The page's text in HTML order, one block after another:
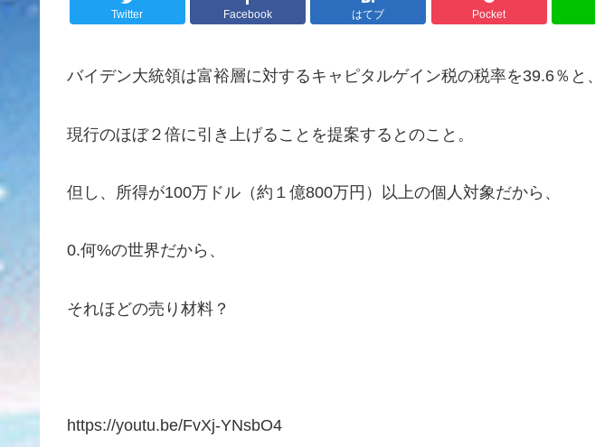
Twitter Facebook はてブ Pocket
バイデン大統領は富裕層に対するキャピタルゲイン税の税率を39.6％と、
現行のほぼ２倍に引き上げることを提案するとのこと。
但し、所得が100万ドル（約１億800万円）以上の個人対象だから、
0.何%の世界だから、
それほどの売り材料？
https://youtu.be/FvXj-YNsbO4